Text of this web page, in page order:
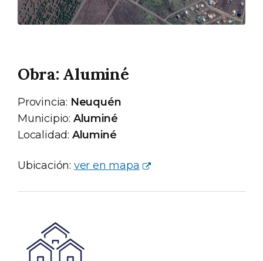
Obra: Aluminé
Provincia: Neuquén
Municipio: Aluminé
Localidad: Aluminé
Ubicación: ver en mapa